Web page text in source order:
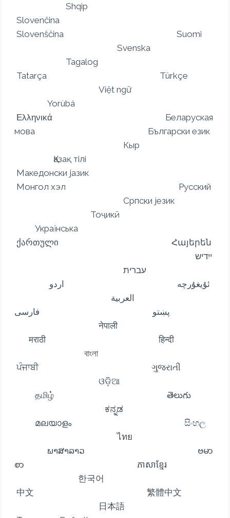
Shqip
Slovenčina
Slovenščina Suomi
Svenska
Tagalog
Tatarça Türkçe
Việt ngữ
Yorùbá
Ελληνικά Беларуская
мова Български език
Кыр
Қазақ тілі
Македонски јазик
Монгол хэл Русский
Српски језик
Тоҷикӣ
Українська
ქართული Հայերեն
עברית
ئۇيغۇرچە اردو
العربية
پښتو فارسی
नेपाली
मराठी हिन्दी
বাংলা
ਪੰਜਾਬੀ ગુજરાતી
ଓଡ଼ିଆ
தமிழ் తెలుగు
ಕನ್ನಡ
മലയാളം සිංහල
ไทย
ພາສາລາວ ဗမာ
စာ ភាសាខ្មែរ
한국어
中文 繁體中文
日本語